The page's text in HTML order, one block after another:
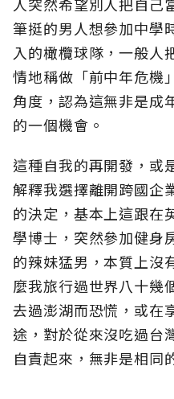
筆挺的男人想參加中學
入的橄欖球隊，一般人
情地稱做「前中年危機
角度，認為這無非是成
的一個機會。
這種自我的再開發，或
解釋我選擇離開跨國企
的決定，基本上這跟在
學博士，突然參加健身
的辣妹猛男，本質上沒
麼我旅行過世界八十幾
去過澎湖而恐慌，或在
途，對於從來沒吃過台
自責起來，無非是相同